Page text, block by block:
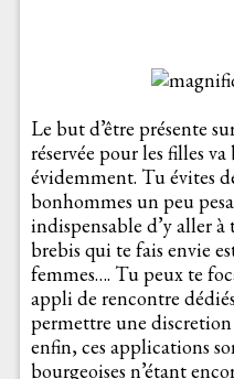
Le but d’être présente
réservée pour les filles
évidemment. Tu évites
bonhommes un peu
indispensable d’y aller
brebis qui te fais envie
femmes…. Tu peux te
appli de rencontre
permettre une discretion
enfin, ces applications
bourgeoises n’étant